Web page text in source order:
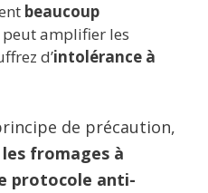
beaucoup
peut amplifier les
d’intolérance à
de précaution,
fromages à
protocole anti-